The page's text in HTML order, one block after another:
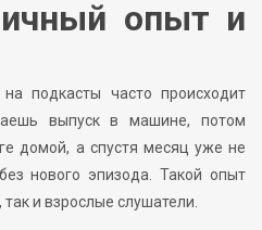
опыт и
подкасты часто происходит
выпуск в машине, потом
домой, а спустя месяц уже не
нового эпизода. Такой опыт
и взрослые слушатели.